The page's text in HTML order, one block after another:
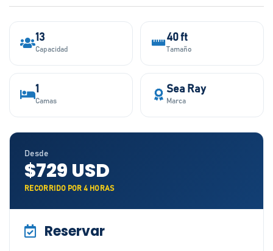
13
Capacidad
40 ft
Tamaño
1
Camas
Sea Ray
Marca
Desde
$729 USD
RECORRIDO POR 4 HORAS
Reservar